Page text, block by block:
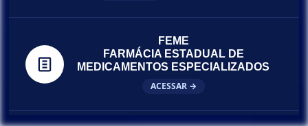
FEME
FARMÁCIA ESTADUAL DE
MEDICAMENTOS ESPECIALIZADOS
ACESSAR →